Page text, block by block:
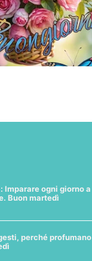
ogni giorno a
Buon martedì
perché profumano